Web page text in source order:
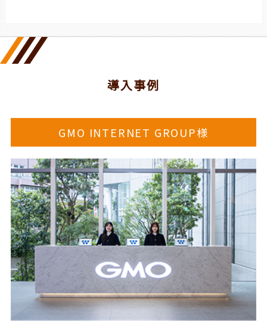
導入事例
GMO INTERNET GROUP様